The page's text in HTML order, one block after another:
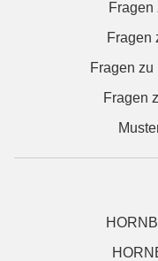
Fragen
Fragen
Fragen
Fragen